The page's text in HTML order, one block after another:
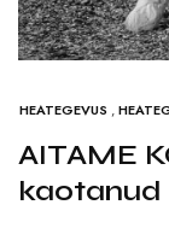
HEATEGEVUS ,
AITAME
kaotanud